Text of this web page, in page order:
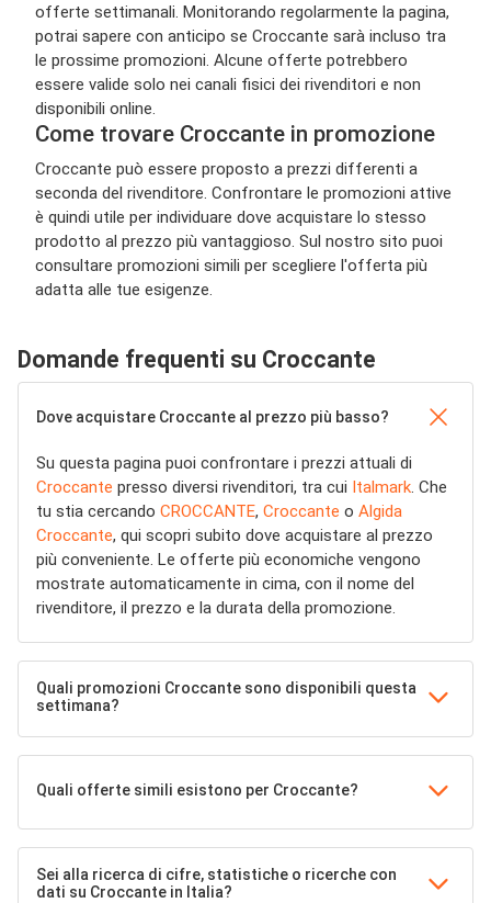
offerte settimanali. Monitorando regolarmente la pagina,
potrai sapere con anticipo se Croccante sarà incluso tra
le prossime promozioni. Alcune offerte potrebbero
essere valide solo nei canali fisici dei rivenditori e non
disponibili online.
Come trovare Croccante in promozione
Croccante può essere proposto a prezzi differenti a
seconda del rivenditore. Confrontare le promozioni attive
è quindi utile per individuare dove acquistare lo stesso
prodotto al prezzo più vantaggioso. Sul nostro sito puoi
consultare promozioni simili per scegliere l'offerta più
adatta alle tue esigenze.
Domande frequenti su Croccante
Dove acquistare Croccante al prezzo più basso?
Su questa pagina puoi confrontare i prezzi attuali di
Croccante presso diversi rivenditori, tra cui Italmark. Che
tu stia cercando CROCCANTE, Croccante o Algida
Croccante, qui scopri subito dove acquistare al prezzo
più conveniente. Le offerte più economiche vengono
mostrate automaticamente in cima, con il nome del
rivenditore, il prezzo e la durata della promozione.
Quali promozioni Croccante sono disponibili questa
settimana?
Quali offerte simili esistono per Croccante?
Sei alla ricerca di cifre, statistiche o ricerche con
dati su Croccante in Italia?